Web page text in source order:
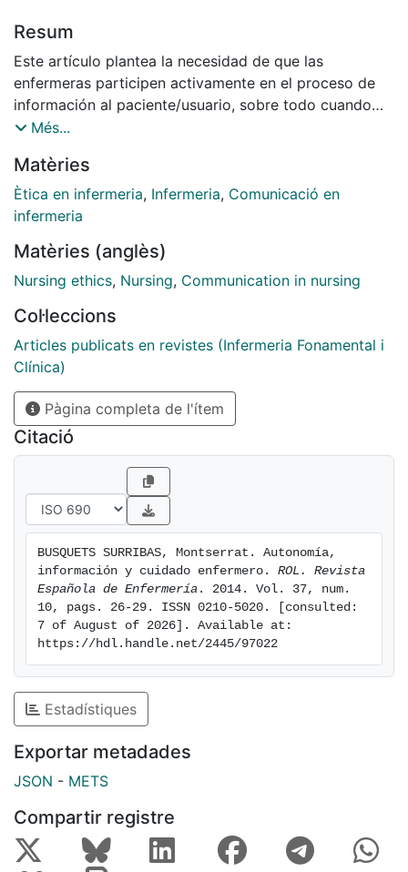
Resum
Este artículo plantea la necesidad de que las
enfermeras participen activamente en el proceso de
información al paciente/usuario, sobre todo cuando
las noticias son malas. Repasa el concepto de
ético para que la información y comunicación ayuden
a la persona a comprender su situación y tomar
decisiones. De esta manera, centra la responsabilidad
espacios y contextos que fomenten y respeten la
autonomía de las personas ante un problema de salud.
Més...
Matèries
Ètica en infermeria, Infermeria, Comunicació en
infermeria
Matèries (anglès)
Nursing ethics, Nursing, Communication in nursing
Col·leccions
Articles publicats en revistes (Infermeria Fonamental i
Clínica)
Pàgina completa de l'ítem
Citació
BUSQUETS SURRIBAS, Montserrat. Autonomía,
información y cuidado enfermero. ROL. Revista
Española de Enfermería . 2014. Vol. 37, num.
10, pags. 26-29. ISSN 0210-5020. [consulted:
7 of August of 2026]. Available at:
https://hdl.handle.net/2445/97022
Estadístiques
Exportar metadades
JSON - METS
Compartir registre